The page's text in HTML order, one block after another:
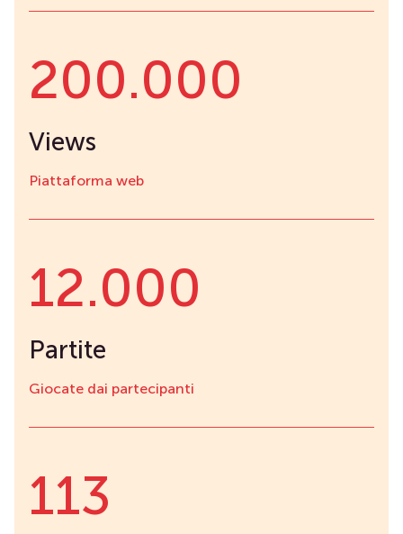
200.000
Views
Piattaforma web
12.000
Partite
Giocate dai partecipanti
113